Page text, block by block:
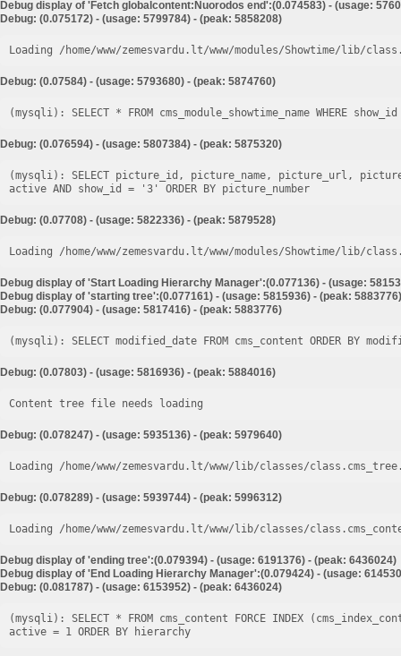
Debug display of 'Fetch globalcontent:Nuorodos end':(0.074583) - (usage:
Debug: (0.075172) - (usage: 5799784) - (peak: 5858208)
Loading /home/www/zemesvardu.lt/www/modules/Showtime/lib/
Debug: (0.07584) - (usage: 5793680) - (peak: 5874760)
Debug: (0.076594) - (usage: 5807384) - (peak: 5875320)
(mysqli): SELECT picture_id, picture_name, picture_url,
Debug: (0.07708) - (usage: 5822336) - (peak: 5879528)
Loading /home/www/zemesvardu.lt/www/modules/Showtime/lib/
Debug display of 'Start Loading Hierarchy Manager':(0.077136) - (usage:
Debug display of 'starting tree':(0.077161) - (usage: 5815936) - (peak: 5883776)
Debug: (0.077904) - (usage: 5817416) - (peak: 5883776)
Debug: (0.07803) - (usage: 5816936) - (peak: 5884016)
Content tree file needs loading
Debug: (0.078247) - (usage: 5935136) - (peak: 5979640)
Loading /home/www/zemesvardu.lt/www/lib/classes/
Debug: (0.078289) - (usage: 5939744) - (peak: 5996312)
Loading /home/www/zemesvardu.lt/www/lib/classes/
Debug display of 'ending tree':(0.079394) - (usage: 6191376) - (peak: 6436024)
Debug display of 'End Loading Hierarchy Manager':(0.079424) - (usage:
Debug: (0.081787) - (usage: 6153952) - (peak: 6436024)
(mysqli): SELECT * FROM cms_content FORCE INDEX